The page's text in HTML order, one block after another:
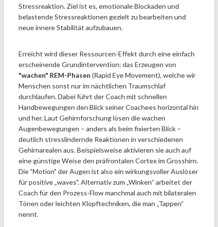
Stressreaktion. Ziel ist es, emotionale Blockaden und
belastende Stressreaktionen gezielt zu bearbeiten und
neue innere Stabilität aufzubauen.
Erreicht wird dieser Ressourcen-Effekt durch eine einfach
erscheinende Grundintervention: das Erzeugen von
"wachen" REM-Phasen (Rapid Eye Movement), welche wir
Menschen sonst nur im nächtlichen Traumschlaf
durchlaufen. Dabei führt der Coach mit schnellen
Handbewegungen den Blick seiner Coachees horizontal hin
und her. Laut Gehirnforschung lösen die wachen
Augenbewegungen – anders als beim fixierten Blick –
deutlich stresslindernde Reaktionen in verschiedenen
Gehirnarealen aus. Beispielsweise aktivieren sie auch auf
eine günstige Weise den präfrontalen Cortex im Grosshirn.
Die "Motion" der Augen ist also ein wirkungsvoller Auslöser
für positive „waves". Alternativ zum „Winken“ arbeitet der
Coach für den Prozess-Flow manchmal auch mit bilateralen
Tönen oder leichten Klopftechniken, die man „Tappen“
nennt.